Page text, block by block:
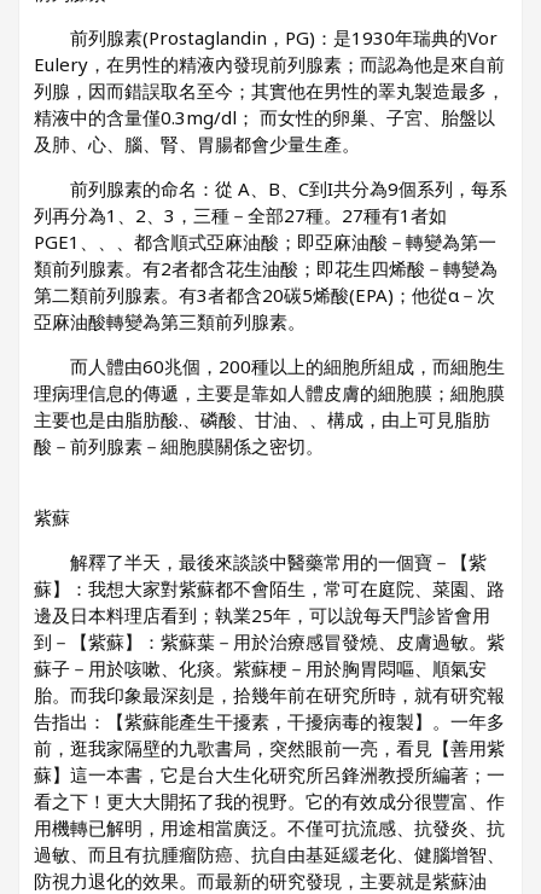
前列腺素(Prostaglandin，PG)：是1930年瑞典的Vor
Eulery，在男性的精液內發現前列腺素；而認為他是來自前
列腺，因而錯誤取名至今；其實他在男性的睪丸製造最多，
精液中的含量僅0.3mg/dl； 而女性的卵巢、子宮、胎盤以
及肺、心、腦、腎、胃腸都會少量生產。
前列腺素的命名：從 A、B、C到I共分為9個系列，每系
列再分為1、2、3，三種－全部27種。27種有1者如
PGE1、、、都含順式亞麻油酸；即亞麻油酸－轉變為第一
類前列腺素。有2者都含花生油酸；即花生四烯酸－轉變為
第二類前列腺素。有3者都含20碳5烯酸(EPA)；他從α－次
亞麻油酸轉變為第三類前列腺素。
而人體由60兆個，200種以上的細胞所組成，而細胞生
理病理信息的傳遞，主要是靠如人體皮膚的細胞膜；細胞膜
主要也是由脂肪酸.、磷酸、甘油、、構成，由上可見脂肪
酸－前列腺素－細胞膜關係之密切。
紫蘇
解釋了半天，最後來談談中醫藥常用的一個寶－【紫
蘇】：我想大家對紫蘇都不會陌生，常可在庭院、菜園、路
邊及日本料理店看到；執業25年，可以說每天門診皆會用
到－【紫蘇】：紫蘇葉－用於治療感冒發燒、皮膚過敏。紫
蘇子－用於咳嗽、化痰。紫蘇梗－用於胸胃悶嘔、順氣安
胎。而我印象最深刻是，拾幾年前在研究所時，就有研究報
告指出：【紫蘇能產生干擾素，干擾病毒的複製】。一年多
前，逛我家隔壁的九歌書局，突然眼前一亮，看見【善用紫
蘇】這一本書，它是台大生化研究所呂鋒洲教授所編著；一
看之下！更大大開拓了我的視野。它的有效成分很豐富、作
用機轉已解明，用途相當廣泛。不僅可抗流感、抗發炎、抗
過敏、而且有抗腫瘤防癌、抗自由基延緩老化、健腦增智、
防視力退化的效果。而最新的研究發現，主要就是紫蘇油